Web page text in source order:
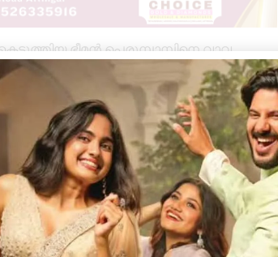
ഭീമൻ പെരുമ്പാമ്പിനെ വാവ
ഇന്ന് പുലർച്ചെ മൂന്ന് മണിയോടെയാണ്
ഇതുവഴി പോയ യുവാവ് പെരുമ്പാമ്പിനെ
കൗൺസിലർ പ്രശാന്തിന്റെ
തുടർന്ന് ജെസിബി ഉപയോഗിച്ച്
പാമ്പിനെ പിടികൂടുകയും ചെയ്തു.
പെരുമ്പാമ്പിനെ